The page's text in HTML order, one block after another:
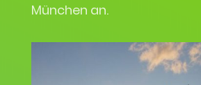
München an.